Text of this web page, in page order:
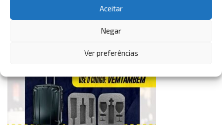
Aceitar
Negar
Ver preferências